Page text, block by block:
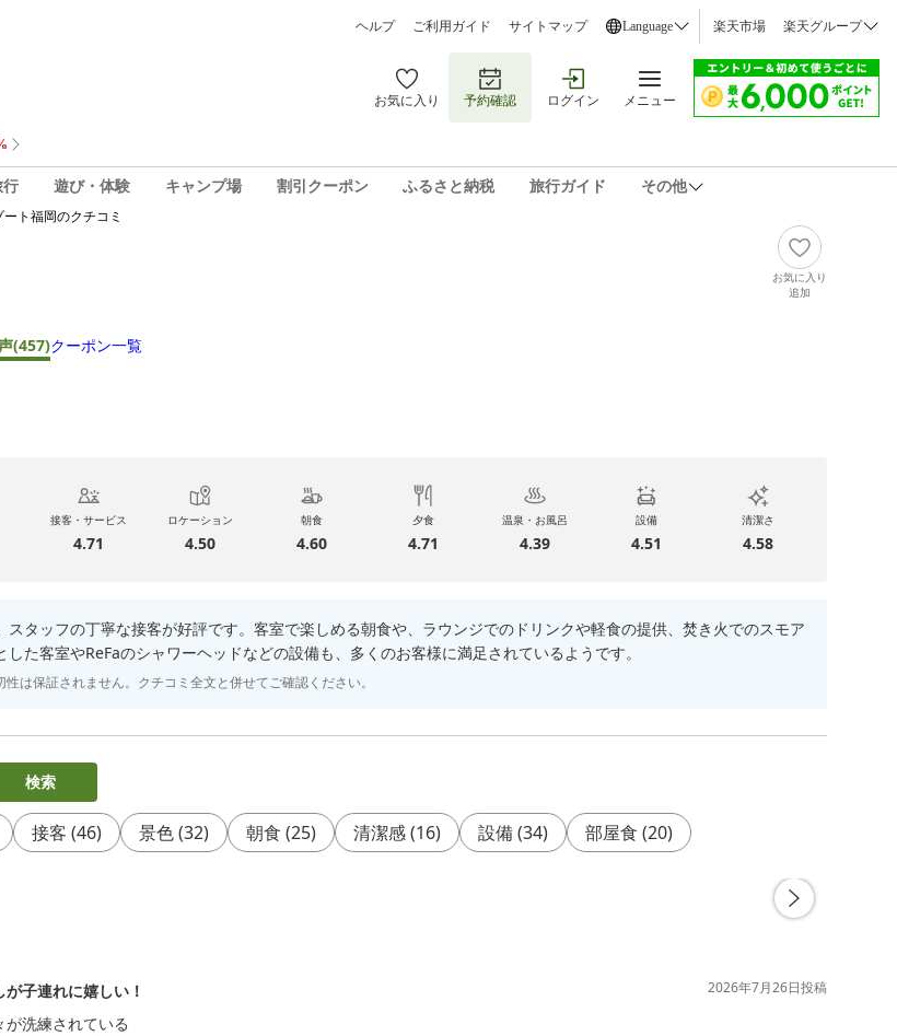
ヘルプ ご利用ガイド サイトマップ Language 楽天市場 楽天グループ
お気に入り 予約確認 ログイン メニュー
行 遊び・体験 キャンプ場 割引クーポン ふるさと納税 旅行ガイド その他
ト福岡のクチコミ
お気に入り
追加
(457)クーポン一覧
接客・サービス
4.71
ロケーション
4.50
朝食
4.60
夕食
4.71
温泉・お風呂
4.39
設備
4.51
清潔さ
4.58
タッフの丁寧な接客が好評です。客室で楽しめる朝食や、ラウンジでのドリンクや軽食の提供、焚き火でのスモア
た客室やReFaのシャワーヘッドなどの設備も、多くのお客様に満足されているようです。
は保証されません。クチコミ全文と併せてご確認ください。
検索
接客 (46) 景色(32) 朝食 (25) 清潔感(16) 設備(34) 部屋食 (20)
子連れに嬉しい！ 2026年7月26日投稿
が洗練されている